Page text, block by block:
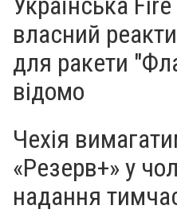
власний
для ракети
відомо
Чехія
«Резерв+» у
надання